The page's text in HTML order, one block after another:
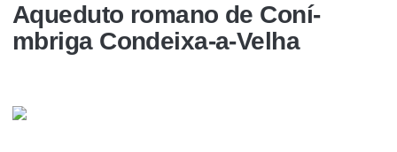
Aqueduto romano de Coní­
mbriga Condeixa-a-Velha